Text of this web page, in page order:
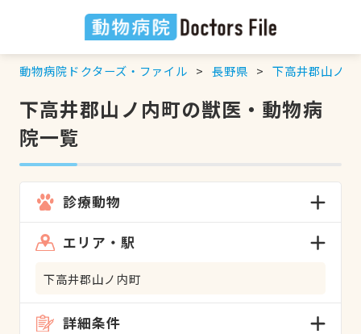
動物病院ドクターズ・ファイル 長野県 下高井郡山ノ内
下高井郡山ノ内町の獣医・動物病
院一覧
診療動物
エリア・駅
下高井郡山ノ内町
詳細条件